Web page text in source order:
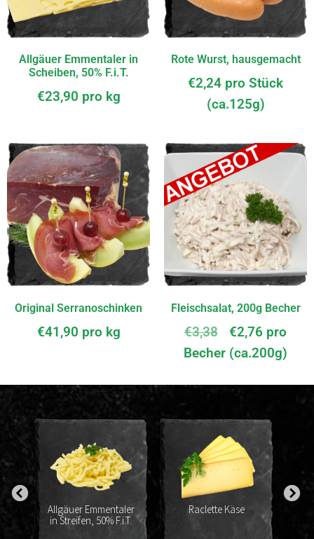
Allgäuer Emmentaler in
Scheiben, 50% F.i.T.
€23,90 pro kg
Rote Wurst, hausgemacht
€2,24 pro Stück
(ca.125g)
Original Serranoschinken
€41,90 pro kg
Fleischsalat, 200g Becher
€3,38 €2,76 pro
Becher (ca.200g)
Allgäuer Emmentaler
in Streifen, 50% F.i.T.
Raclette Käse